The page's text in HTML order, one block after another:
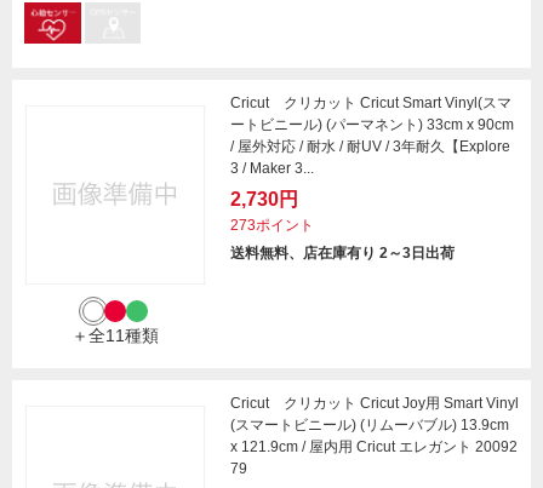
＋全11種類
Cricut クリカット Cricut Smart Vinyl(スマ
ートビニール) (パーマネント) 33cm x 90cm
/ 屋外対応 / 耐水 / 耐UV / 3年耐久【Explore
3 / Maker 3...
2,730円
273ポイント
送料無料、店在庫有り 2～3日出荷
Cricut クリカット Cricut Joy用 Smart Vinyl
(スマートビニール) (リムーバブル) 13.9cm
x 121.9cm / 屋内用 Cricut エレガント 20092
79